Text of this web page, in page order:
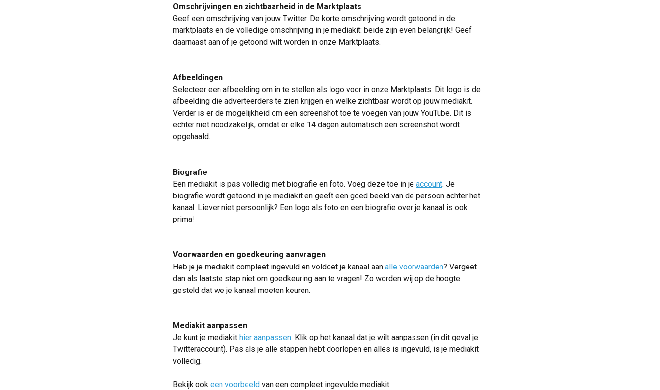
Omschrijvingen en zichtbaarheid in de Marktplaats
Geef een omschrijving van jouw Twitter. De korte omschrijving wordt getoond in de
marktplaats en de volledige omschrijving in je mediakit: beide zijn even belangrijk! Geef
daarnaast aan of je getoond wilt worden in onze Marktplaats.
Afbeeldingen
Selecteer een afbeelding om in te stellen als logo voor in onze Marktplaats. Dit logo is de
afbeelding die adverteerders te zien krijgen en welke zichtbaar wordt op jouw mediakit.
Verder is er de mogelijkheid om een screenshot toe te voegen van jouw YouTube. Dit is
echter niet noodzakelijk, omdat er elke 14 dagen automatisch een screenshot wordt
opgehaald.
Biografie
Een mediakit is pas volledig met biografie en foto. Voeg deze toe in je account. Je
biografie wordt getoond in je mediakit en geeft een goed beeld van de persoon achter het
kanaal. Liever niet persoonlijk? Een logo als foto en een biografie over je kanaal is ook
prima!
Voorwaarden en goedkeuring aanvragen
Heb je je mediakit compleet ingevuld en voldoet je kanaal aan alle voorwaarden? Vergeet
dan als laatste stap niet om goedkeuring aan te vragen! Zo worden wij op de hoogte
gesteld dat we je kanaal moeten keuren.
Mediakit aanpassen
Je kunt je mediakit hier aanpassen. Klik op het kanaal dat je wilt aanpassen (in dit geval je
Twitteraccount). Pas als je alle stappen hebt doorlopen en alles is ingevuld, is je mediakit
volledig.
Bekijk ook een voorbeeld van een compleet ingevulde mediakit: